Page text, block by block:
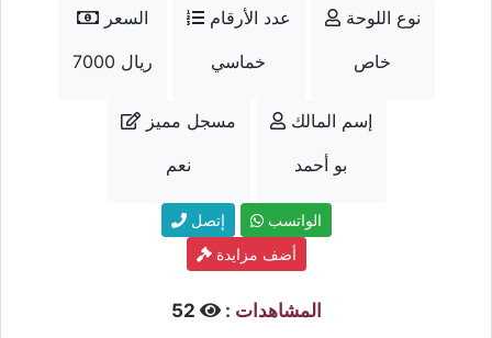
السعر
7000 ريال
عدد الأرقام
خماسي
نوع اللوحة
خاص
مسجل مميز
نعم
إسم المالك
بو أحمد
إتصل
الواتسب
أضف مزايدة
المشاهدات :